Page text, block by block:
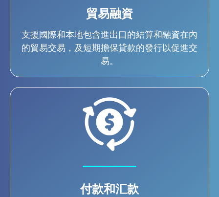
貿易融資
支援國際和本地包含進出口的結算和融資在內
的貿易交易，及短期擔保貸款的發行以促進交
易。
付款和汇款